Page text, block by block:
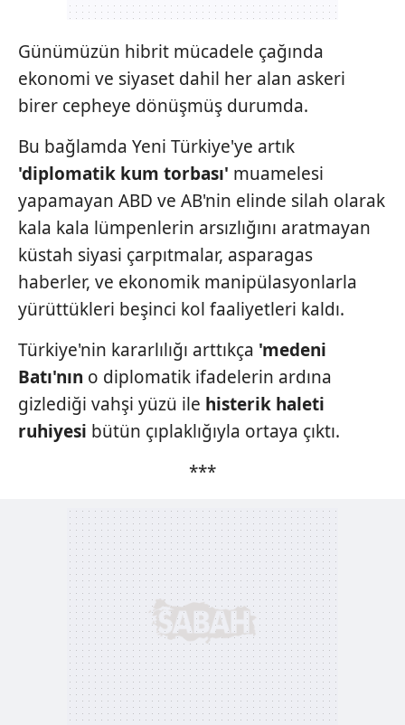
Günümüzün hibrit mücadele çağında
ekonomi ve siyaset dahil her alan askeri
birer cepheye dönüşmüş durumda.
Bu bağlamda Yeni Türkiye'ye artık
'diplomatik kum torbası' muamelesi
yapamayan ABD ve AB'nin elinde silah olarak
kala kala lümpenlerin arsızlığını aratmayan
küstah siyasi çarpıtmalar, asparagas
haberler, ve ekonomik manipülasyonlarla
yürüttükleri beşinci kol faaliyetleri kaldı.
Türkiye'nin kararlılığı arttıkça 'medeni
Batı'nın o diplomatik ifadelerin ardına
gizlediği vahşi yüzü ile histerik haleti
ruhiyesi bütün çıplaklığıyla ortaya çıktı.
***